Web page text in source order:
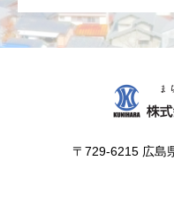
〒729-6215 広島